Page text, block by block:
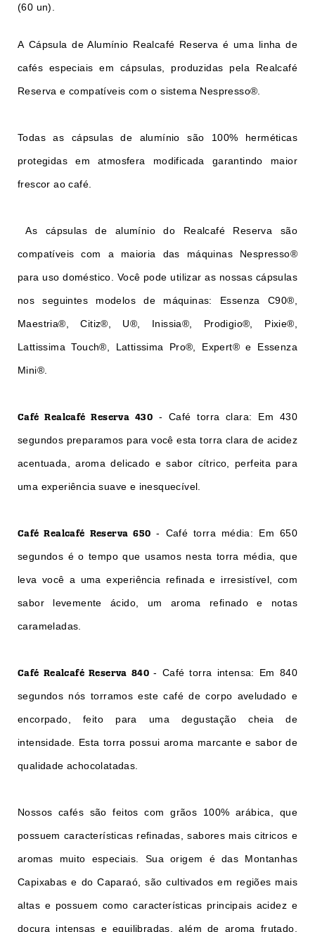
(60 un).
A Cápsula de Alumínio Realcafé Reserva é uma linha de
cafés especiais em cápsulas, produzidas pela Realcafé
Reserva e compatíveis com o sistema Nespresso®.
Todas as cápsulas de alumínio são 100% herméticas
protegidas em atmosfera modificada garantindo maior
frescor ao café.
As cápsulas de alumínio do Realcafé Reserva são
compatíveis com a maioria das máquinas Nespresso®
para uso doméstico. Você pode utilizar as nossas cápsulas
nos seguintes modelos de máquinas: Essenza C90®,
Maestria®, Citiz®, U®, Inissia®, Prodigio®, Pixie®,
Lattissima Touch®, Lattissima Pro®, Expert® e Essenza
Mini®.
Café Realcafé Reserva 430 - Café torra clara: Em 430
segundos preparamos para você esta torra clara de acidez
acentuada, aroma delicado e sabor cítrico, perfeita para
uma experiência suave e inesquecível.
Café Realcafé Reserva 650 - Café torra média: Em 650
segundos é o tempo que usamos nesta torra média, que
leva você a uma experiência refinada e irresistível, com
sabor levemente ácido, um aroma refinado e notas
carameladas.
Café Realcafé Reserva 840- Café torra intensa: Em 840
segundos nós torramos este café de corpo aveludado e
encorpado, feito para uma degustação cheia de
intensidade. Esta torra possui aroma marcante e sabor de
qualidade achocolatadas.
Nossos cafés são feitos com grãos 100% arábica, que
possuem características refinadas, sabores mais citricos e
aromas muito especiais. Sua origem é das Montanhas
Capixabas e do Caparaó, são cultivados em regiões mais
altas e possuem como características principais acidez e
doçura intensas e equilibradas, além de aroma frutado,